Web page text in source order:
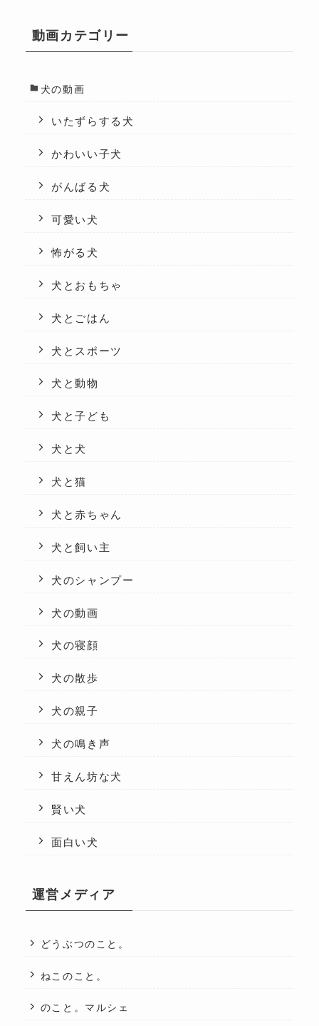
動画カテゴリー
犬の動画
いたずらする犬
かわいい子犬
がんばる犬
可愛い犬
怖がる犬
犬とおもちゃ
犬とごはん
犬とスポーツ
犬と動物
犬と子ども
犬と犬
犬と猫
犬と赤ちゃん
犬と飼い主
犬のシャンプー
犬の動画
犬の寝顔
犬の散歩
犬の親子
犬の鳴き声
甘えん坊な犬
賢い犬
面白い犬
運営メディア
どうぶつのこと。
ねこのこと。
のこと。マルシェ